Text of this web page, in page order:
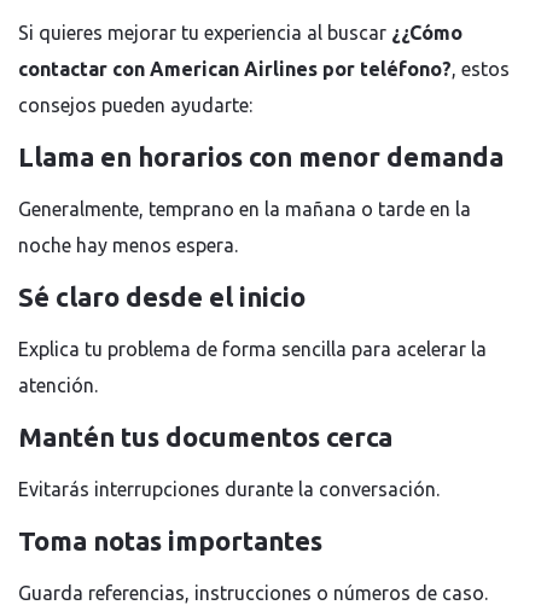
Si quieres mejorar tu experiencia al buscar ¿¿Cómo
contactar con American Airlines por teléfono? , estos
consejos pueden ayudarte:
Llama en horarios con menor demanda
Generalmente, temprano en la mañana o tarde en la
noche hay menos espera.
Sé claro desde el inicio
Explica tu problema de forma sencilla para acelerar la
atención.
Mantén tus documentos cerca
Evitarás interrupciones durante la conversación.
Toma notas importantes
Guarda referencias, instrucciones o números de caso.